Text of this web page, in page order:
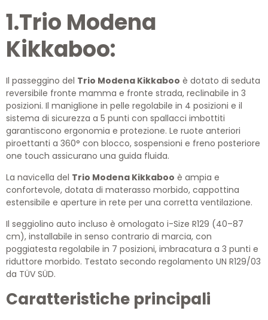
1.Trio Modena
Kikkaboo:
Il passeggino del Trio Modena Kikkaboo è dotato di seduta
reversibile fronte mamma e fronte strada, reclinabile in 3
posizioni. Il maniglione in pelle regolabile in 4 posizioni e il
sistema di sicurezza a 5 punti con spallacci imbottiti
garantiscono ergonomia e protezione. Le ruote anteriori
piroettanti a 360° con blocco, sospensioni e freno posteriore
one touch assicurano una guida fluida.
La navicella del Trio Modena Kikkaboo è ampia e
confortevole, dotata di materasso morbido, cappottina
estensibile e aperture in rete per una corretta ventilazione.
Il seggiolino auto incluso è omologato i-Size R129 (40–87
cm), installabile in senso contrario di marcia, con
poggiatesta regolabile in 7 posizioni, imbracatura a 3 punti e
riduttore morbido. Testato secondo regolamento UN R129/03
da TÜV SÜD.
Caratteristiche principali